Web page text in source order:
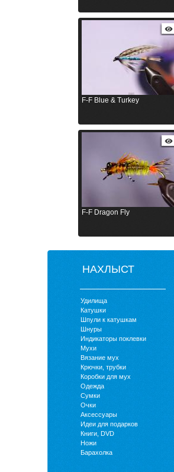
F-F Blue & Turkey
F-F Dragon Fly
НАХЛЫСТ
Удилища
Катушки
Шпули к катушкам
Шнуры
Индикаторы поклевки
Мухи
Вязание мух
Крючки, трубки
Коробки для мух
Одежда
Сумки
Очки
Аксессуары
Идеи для подарков
Книги, DVD
Ножи
Барахолка